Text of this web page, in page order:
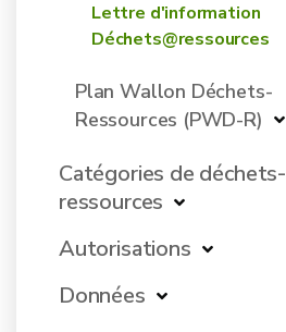
Lettre d'information
Déchets@ressources
Plan Wallon Déchets-
Ressources (PWD-R)
Catégories de déchets-
ressources
Autorisations
Données